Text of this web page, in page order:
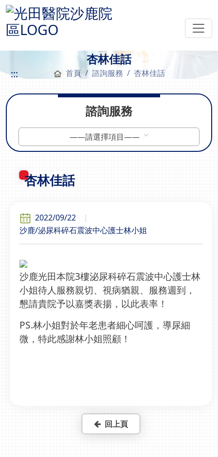
杏林佳話
::: 首頁 諮詢服務 杏林佳話
諮詢服務
——請選擇項目——
杏林佳話
2022/09/22
沙鹿/泌尿科碎石震波中心護士林小姐
沙鹿光田本院3樓泌尿科碎石震波中心護士林
小姐待人服務親切、視病猶親、服務週到，
懇請貴院予以嘉獎表揚，以此表率！
PS.林小姐對於年老患者細心呵護，導尿細
微，特此感謝林小姐照顧！
回上頁